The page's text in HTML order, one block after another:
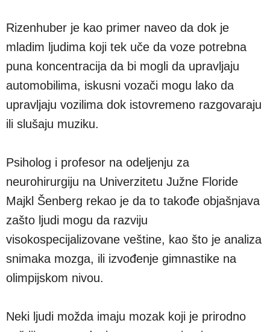
Rizenhuber je kao primer naveo da dok je
mladim ljudima koji tek uče da voze potrebna
puna koncentracija da bi mogli da upravljaju
automobilima, iskusni vozači mogu lako da
upravljaju vozilima dok istovremeno razgovaraju
ili slušaju muziku.
Psiholog i profesor na odeljenju za
neurohirurgiju na Univerzitetu Južne Floride
Majkl Šenberg rekao je da to takođe objašnjava
zašto ljudi mogu da razviju
visokospecijalizovane veštine, kao što je analiza
snimaka mozga, ili izvođenje gimnastike na
olimpijskom nivou.
Neki ljudi možda imaju mozak koji je prirodno